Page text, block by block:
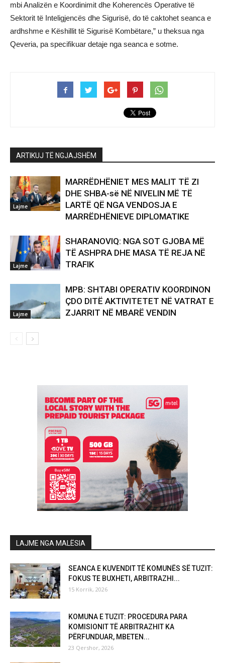
mbi Analizën e Koordinimit dhe Koherencës Operative të
Sektorit të Inteligjencës dhe Sigurisë, do të caktohet seanca e
ardhshme e Këshillit të Sigurisë Kombëtare,” u theksua nga
Qeveria, pa specifikuar detaje nga seanca e sotme.
ARTIKUJ TË NGJAJSHËM
Lajme
MARRËDHËNIET MES MALIT TË ZI
DHE SHBA-së NË NIVELIN MË TË
LARTË QË NGA VENDOSJA E
MARRËDHËNIEVE DIPLOMATIKE
Lajme
SHARANOVIQ: NGA SOT GJOBA MË
TË ASHPRA DHE MASA TË REJA NË
TRAFIK
Lajme
MPB: SHTABI OPERATIV KOORDINON
ÇDO DITË AKTIVITETET NË VATRAT E
ZJARRIT NË MBARË VENDIN
LAJME NGA MALËSIA
SEANCA E KUVENDIT TË KOMUNËS SË TUZIT:
FOKUS TE BUXHETI, ARBITRAZHI...
15 Korrik, 2026
KOMUNA E TUZIT: PROCEDURA PARA
KOMISIONIT TË ARBITRAZHIT KA
PËRFUNDUAR, MBETEN...
23 Qershor, 2026